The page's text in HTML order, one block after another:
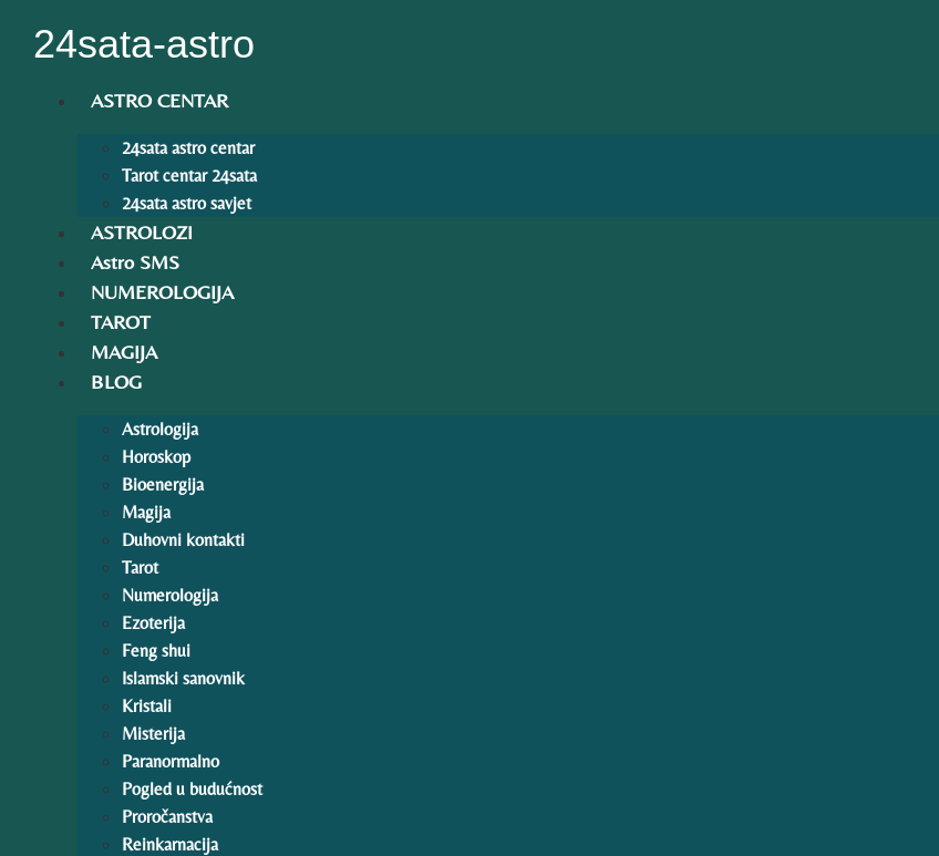
24sata-astro
ASTRO CENTAR
24sata astro centar
Tarot centar 24sata
24sata astro savjet
ASTROLOZI
Astro SMS
NUMEROLOGIJA
TAROT
MAGIJA
BLOG
Astrologija
Horoskop
Bioenergija
Magija
Duhovni kontakti
Tarot
Numerologija
Ezoterija
Feng shui
Islamski sanovnik
Kristali
Misterija
Paranormalno
Pogled u budućnost
Proročanstva
Reinkarnacija